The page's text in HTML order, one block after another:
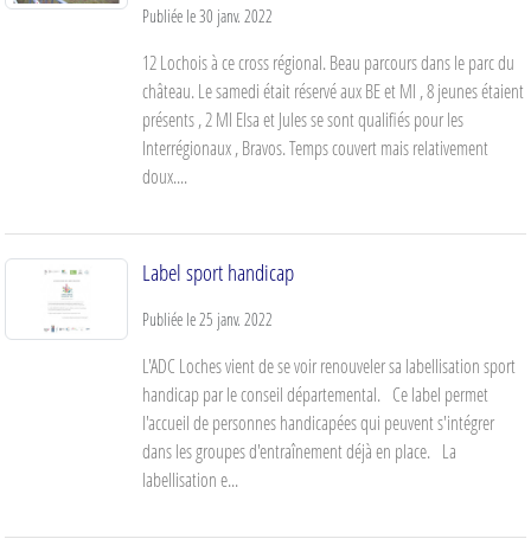
Publiée le 30 janv. 2022
12 Lochois à ce cross régional. Beau parcours dans le parc du
château. Le samedi était réservé aux BE et MI , 8 jeunes étaient
présents , 2 MI Elsa et Jules se sont qualifiés pour les
Interrégionaux , Bravos. Temps couvert mais relativement
doux....
Label sport handicap
Publiée le 25 janv. 2022
L'ADC Loches vient de se voir renouveler sa labellisation sport
handicap par le conseil départemental. Ce label permet
l'accueil de personnes handicapées qui peuvent s'intégrer
dans les groupes d'entraînement déjà en place. La
labellisation e...